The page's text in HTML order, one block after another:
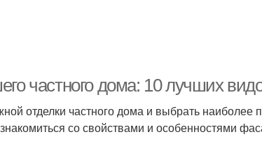
частного дома: 10 лучших
отделки частного дома и выбрать наиболее
со свойствами и особенностями